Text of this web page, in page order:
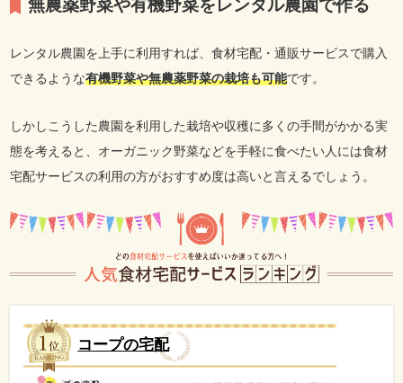
無農薬野菜や有機野菜をレンタル農園で作る
レンタル農園を上手に利用すれば、食材宅配・通販サービスで購入
できるような有機野菜や無農薬野菜の栽培も可能です。
しかしこうした農園を利用した栽培や収穫に多くの手間がかかる実
態を考えると、オーガニック野菜などを手軽に食べたい人には食材
宅配サービスの利用の方がおすすめ度は高いと言えるでしょう。
コープの宅配